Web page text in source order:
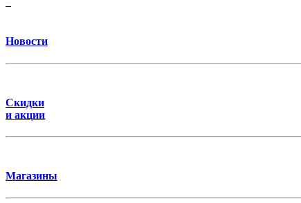
Новости
Скидки
и акции
Магазины